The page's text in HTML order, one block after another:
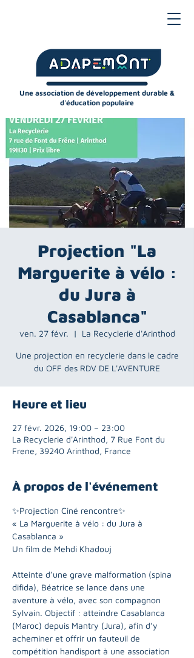
Une association de développement durable &
d'éducation populaire
Projection "La
Marguerite à vélo :
du Jura à
Casablanca"
ven. 27 févr.
  |
La Recyclerie d'Arinthod
Une projection en recyclerie dans le cadre
du OFF des RDV DE L'AVENTURE
Heure et lieu
27 févr. 2026, 19:00 – 23:00
La Recyclerie d'Arinthod, 7 Rue Font du
Frene, 39240 Arinthod, France
À propos de l'événement
✨Projection Ciné rencontre✨
« La Marguerite à vélo : du Jura à
Casablanca »
Un film de Mehdi Khadouj
Atteinte d’une grave malformation (spina
difida), Béatrice se lance dans une
aventure à vélo, avec son compagnon
Sylvain. Objectif : atteindre Casablanca
(Maroc) depuis Mantry (Jura), afin d’y
acheminer et offrir un fauteuil de
compétition handisport à une association